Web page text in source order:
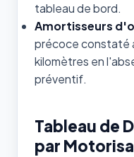
tableau de bord.
Amortisseurs
précoce constaté
kilomètres en
préventif.
Tableau de
par